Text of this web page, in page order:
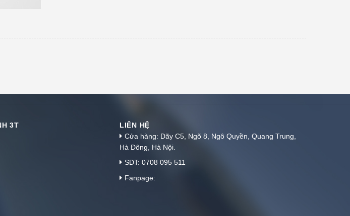
3T
LIÊN HỆ
Cửa hàng: Dãy C5, Ngõ 8, Ngô Quyền, Quang Trung,
Hà Đông, Hà Nội.
SDT: 0708 095 511
Fanpage: